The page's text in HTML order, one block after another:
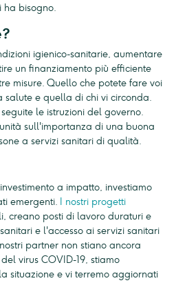
ha bisogno.
igienico-sanitarie, aumentare
un finanziamento più efficiente
misure. Quello che potete fare voi
salute e quella di chi vi circonda.
le istruzioni del governo.
sull'importanza di una buona
a servizi sanitari di qualità.
a impatto, investiamo
emergenti.
I nostri progetti
creano posti di lavoro duraturi e
e l'accesso ai servizi sanitari
partner non stiano ancora
virus COVID-19, stiamo
situazione e vi terremo aggiornati